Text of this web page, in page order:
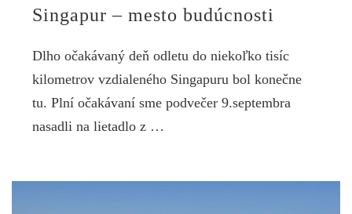
Singapur – mesto budúcnosti
Dlho očakávaný deň odletu do niekoľko tisíc
kilometrov vzdialeného Singapuru bol konečne
tu. Plní očakávaní sme podvečer 9.septembra
nasadli na lietadlo z …